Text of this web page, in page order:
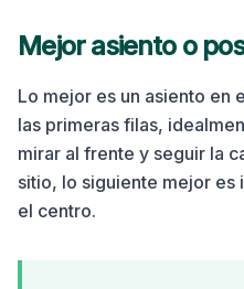
Mejor asiento o
Lo mejor es un asiento en
las primeras filas,
mirar al frente y seguir la
sitio, lo siguiente mejor es
el centro.